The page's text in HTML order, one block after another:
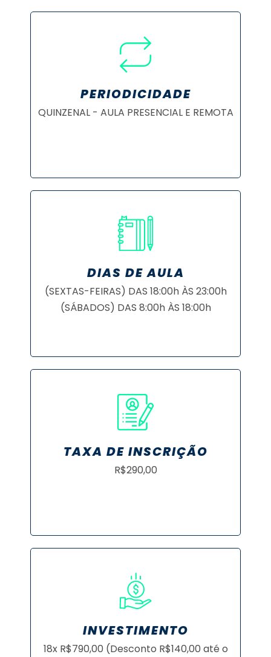
PERIODICIDADE
QUINZENAL - AULA PRESENCIAL E REMOTA
DIAS DE AULA
(SEXTAS-FEIRAS) DAS 18:00h ÀS 23:00h
(SÁBADOS) DAS 8:00h ÀS 18:00h
TAXA DE INSCRIÇÃO
R$290,00
INVESTIMENTO
18x R$790,00 (Desconto R$140,00 até o